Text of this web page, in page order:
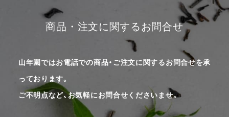
商品・注文に関するお問合せ
山年園ではお電話での商品・ご注文に関するお問合せを承
っております。
ご不明点など、お気軽にお問合せくださいませ。